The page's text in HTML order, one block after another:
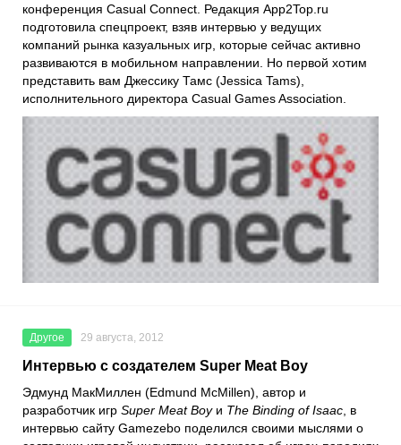
конференция Casual Connect. Редакция App2Top.ru
подготовила спецпроект, взяв интервью у ведущих
компаний рынка казуальных игр, которые сейчас активно
развиваются в мобильном направлении. Но первой хотим
представить вам Джессику Тамс (Jessica Tams),
исполнительного директора Casual Games Association.
Другое 29 августа, 2012
Интервью с создателем Super Meat Boy
Эдмунд МакМиллен (Edmund McMillen), автор и
разработчик игр Super Meat Boyи The Binding of Isaac , в
интервью сайту Gamezebo поделился своими мыслями о